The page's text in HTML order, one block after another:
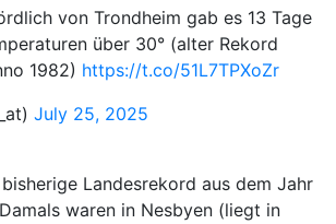
von Trondheim gab es 13 Tage
über 30° (alter Rekord
1982) https://t.co/51L7TPXoZr
July 25, 2025
Landesrekord aus dem Jahr
waren in Nesbyen (liegt in